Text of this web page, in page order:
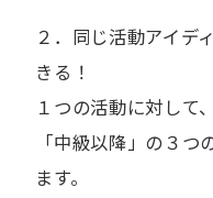
２．同じ活動アイデ
きる！
１つの活動に対して
「中級以降」の３
ます。